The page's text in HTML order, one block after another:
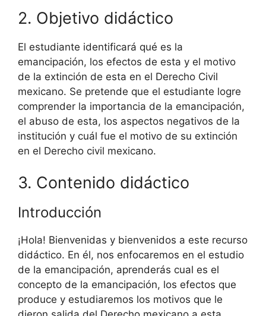
2. Objetivo didáctico
El estudiante identificará qué es la
emancipación, los efectos de esta y el motivo
de la extinción de esta en el Derecho Civil
mexicano. Se pretende que el estudiante logre
comprender la importancia de la emancipación,
el abuso de esta, los aspectos negativos de la
institución y cuál fue el motivo de su extinción
en el Derecho civil mexicano.
3. Contenido didáctico
Introducción
¡Hola! Bienvenidas y bienvenidos a este recurso
didáctico. En él, nos enfocaremos en el estudio
de la emancipación, aprenderás cual es el
concepto de la emancipación, los efectos que
produce y estudiaremos los motivos que le